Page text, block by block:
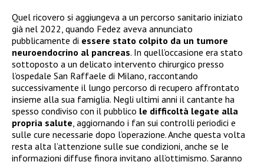
Quel ricovero si aggiungeva a un percorso sanitario iniziato
già nel 2022, quando Fedez aveva annunciato
pubblicamente di essere stato colpito da un tumore
neuroendocrino al pancreas. In quell’occasione era stato
sottoposto a un delicato intervento chirurgico presso
l’ospedale San Raffaele di Milano, raccontando
successivamente il lungo percorso di recupero affrontato
insieme alla sua famiglia. Negli ultimi anni il cantante ha
spesso condiviso con il pubblico le difficoltà legate alla
propria salute , aggiornando i fan sui controlli periodici e
sulle cure necessarie dopo l’operazione. Anche questa volta
resta alta l’attenzione sulle sue condizioni, anche se le
informazioni diffuse finora invitano all’ottimismo. Saranno